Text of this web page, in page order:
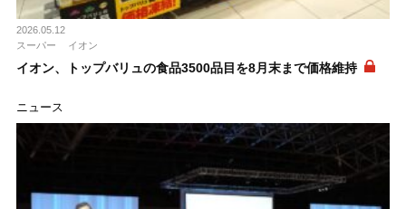
2026.05.12
スーパー
イオン
イオン、トップバリュの食品3500品目を8月末まで価格維持
ニュース